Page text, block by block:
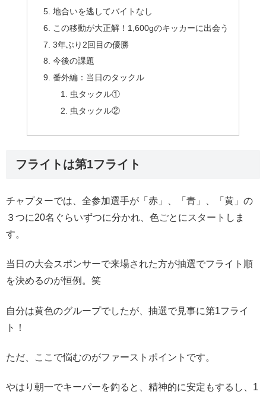
地合いを逃してバイトなし
この移動が大正解！1,600gのキッカーに出会う
3年ぶり2回目の優勝
今後の課題
番外編：当日のタックル
虫タックル①
虫タックル②
フライトは第1フライト
チャプターでは、全参加選手が「赤」、「青」、「黄」の
３つに20名ぐらいずつに分かれ、色ごとにスタートしま
す。
当日の大会スポンサーで来場された方が抽選でフライト順
を決めるのが恒例。笑
自分は黄色のグループでしたが、抽選で見事に第1フライ
ト！
ただ、ここで悩むのがファーストポイントです。
やはり朝一でキーパーを釣ると、精神的に安定もするし、1